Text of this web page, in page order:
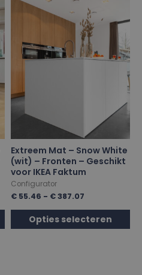
Extreem Mat – Snow White
(wit) – Fronten – Geschikt
voor IKEA Faktum
Configurator
€ 55.46 - €387.07
Opties selecteren